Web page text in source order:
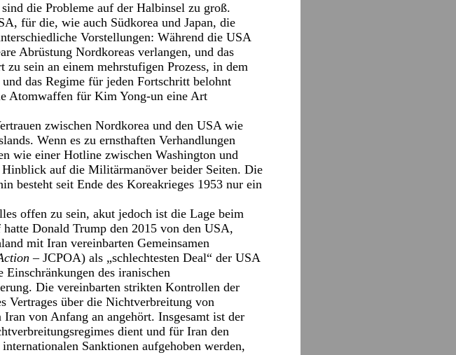
die Probleme auf der Halbinsel zu groß.
für die, wie auch Südkorea und Japan, die
Vorstellungen: Während die USA
Abrüstung Nordkoreas verlangen, und das
sein an einem mehrstufigen Prozess, in dem
das Regime für jeden Fortschritt belohnt
Atomwaffen für Kim Yong-un eine Art
zwischen Nordkorea und den USA wie
Wenn es zu ernsthaften Verhandlungen
wie einer Hotline zwischen Washington und
auf die Militärmanöver beider Seiten. Die
besteht seit Ende des Koreakrieges 1953 nur ein
offen zu sein, akut jedoch ist die Lage beim
Donald Trump den 2015 von den USA,
mit Iran vereinbarten Gemeinsamen
– JCPOA) als „schlechtesten Deal“ der USA
des iranischen
Die vereinbarten strikten Kontrollen der
Vertrages über die Nichtverbreitung von
von Anfang an angehört. Insgesamt ist der
dient und für Iran den
Sanktionen aufgehoben werden,